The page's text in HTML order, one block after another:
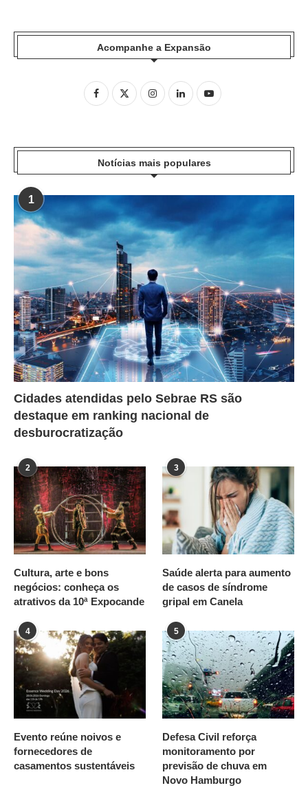
Acompanhe a Expansão
Notícias mais populares
1
Cidades atendidas pelo Sebrae RS são
destaque em ranking nacional de
desburocratização
2
Cultura, arte e bons
negócios: conheça os
atrativos da 10ª Expocande
3
Saúde alerta para aumento
de casos de síndrome
gripal em Canela
4
Evento reúne noivos e
fornecedores de
casamentos sustentáveis
5
Defesa Civil reforça
monitoramento por
previsão de chuva em
Novo Hamburgo